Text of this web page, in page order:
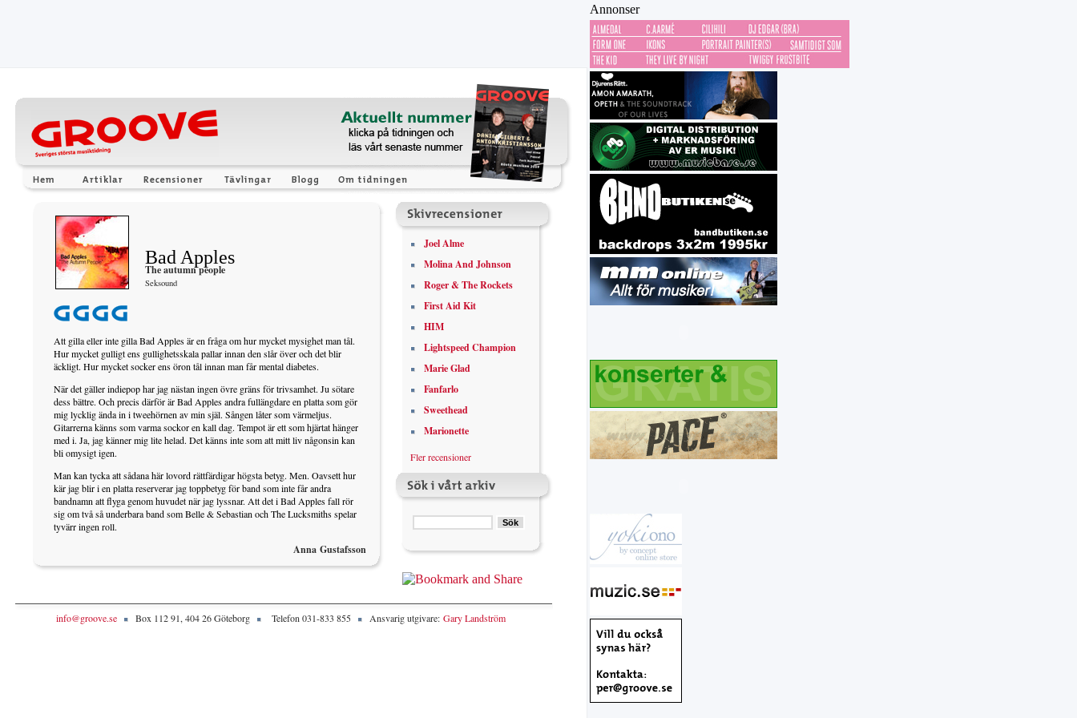
Annonser
Bad Apples
The autumn people
Seksound
Att gilla eller inte gilla Bad Apples är en fråga om hur mycket mysighet man tål.
Hur mycket gulligt ens gullighetsskala pallar innan den slår över och det blir
äckligt. Hur mycket socker ens öron tål innan man får mental diabetes.
När det gäller indiepop har jag nästan ingen övre gräns för trivsamhet. Ju sötare
dess bättre. Och precis därför är Bad Apples andra fullängdare en platta som gör
mig lycklig ända in i tweehörnen av min själ. Sången låter som värmeljus.
Gitarrerna känns som varma sockor en kall dag. Tempot är ett som hjärtat hänger
med i. Ja, jag känner mig lite helad. Det känns inte som att mitt liv någonsin kan
bli omysigt igen.
Man kan tycka att sådana här lovord rättfärdigar högsta betyg. Men. Oavsett hur
kär jag blir i en platta reserverar jag toppbetyg för band som inte får andra
bandnamn att flyga genom huvudet när jag lyssnar. Att det i Bad Apples fall rör
sig om två så underbara band som Belle & Sebastian och The Lucksmiths spelar
tyvärr ingen roll.
Anna Gustafsson
Joel Alme
Molina And Johnson
Roger & The Rockets
First Aid Kit
HIM
Lightspeed Champion
Marie Glad
Fanfarlo
Sweethead
Marionette
Fler recensioner
info@groove.se Box 112 91, 404 26 Göteborg Telefon 031-833 855 Ansvarig utgivare: Gary Landström